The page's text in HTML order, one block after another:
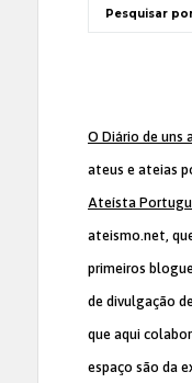
O Diário de uns
ateus e ateias
Ateísta
ateismo.net,
primeiros
de divulgação
que aqui
espaço são da